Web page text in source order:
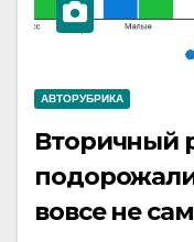
АВТОРУБРИКА
Вторичный
вовсе не